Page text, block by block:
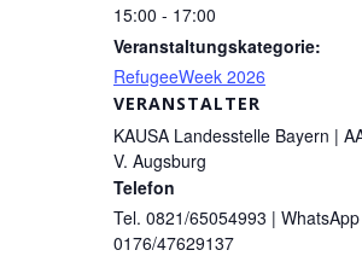
15:00 - 17:00
Veranstaltungskategorie:
RefugeeWeek 2026
VERANSTALTER
KAUSA Landesstelle Bayern |
V. Augsburg
Telefon
Tel. 0821/65054993 | WhatsApp
0176/47629137